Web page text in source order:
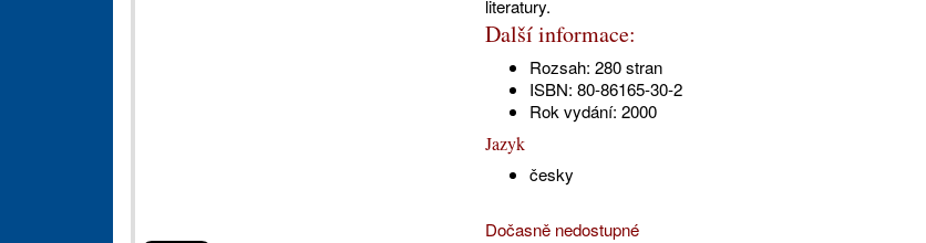
literatury.
Další informace:
Rozsah: 280 stran
ISBN: 80-86165-30-2
Rok vydání: 2000
Jazyk
česky
Dočasně nedostupné